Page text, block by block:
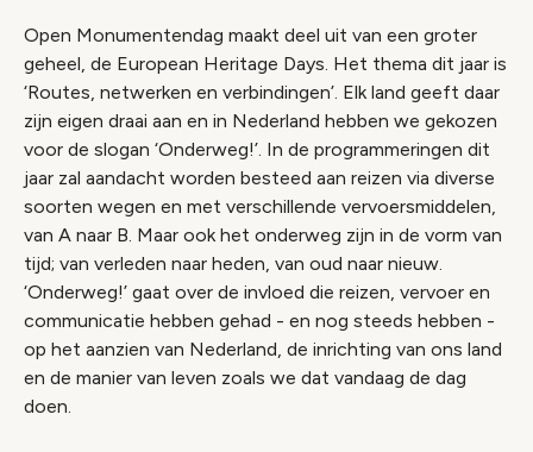
Open Monumentendag maakt deel uit van een groter
geheel, de European Heritage Days. Het thema dit jaar is
‘Routes, netwerken en verbindingen’. Elk land geeft daar
zijn eigen draai aan en in Nederland hebben we gekozen
voor de slogan ‘Onderweg!’. In de programmeringen dit
jaar zal aandacht worden besteed aan reizen via diverse
soorten wegen en met verschillende vervoersmiddelen,
van A naar B. Maar ook het onderweg zijn in de vorm van
tijd; van verleden naar heden, van oud naar nieuw.
‘Onderweg!’ gaat over de invloed die reizen, vervoer en
communicatie hebben gehad - en nog steeds hebben -
op het aanzien van Nederland, de inrichting van ons land
en de manier van leven zoals we dat vandaag de dag
doen.